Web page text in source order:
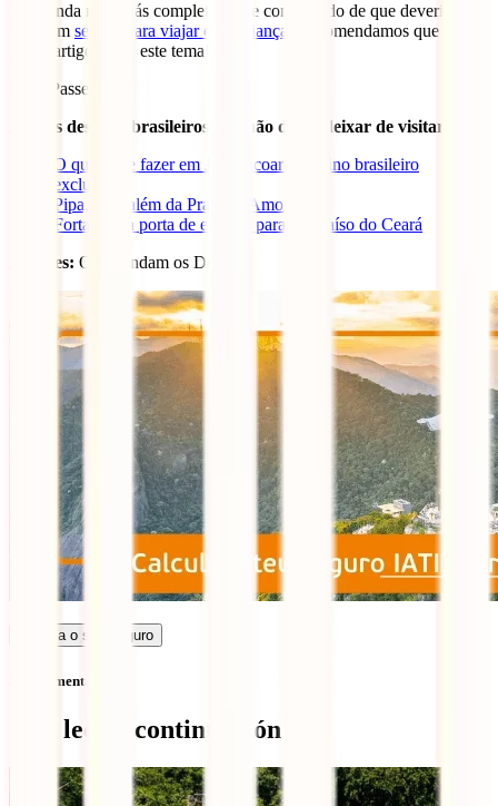
E se ainda não estás completamente convencido de que deverias
fazer um seguro para viajar com crianças
, recomendamos que leias o
nosso artigo sobre este tema!
Bons Passeios!
Alguns destinos brasileiros que não deves deixar de visitar:
O que ver e fazer em Jericoacoara, destino brasileiro
exclusivo
Pipa, para além da Praia do Amor
Fortaleza, a porta de entrada para o Paraíso do Ceará
Autores: Onde andam os Duarte?
Calcula o seu seguro
Sem comentários
Qué leer a continuación